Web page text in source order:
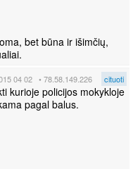
bet būna ir išimčių,
04 02 • 78.58.149.226 cituoti
kurioje policijos mokykloje
pagal balus.